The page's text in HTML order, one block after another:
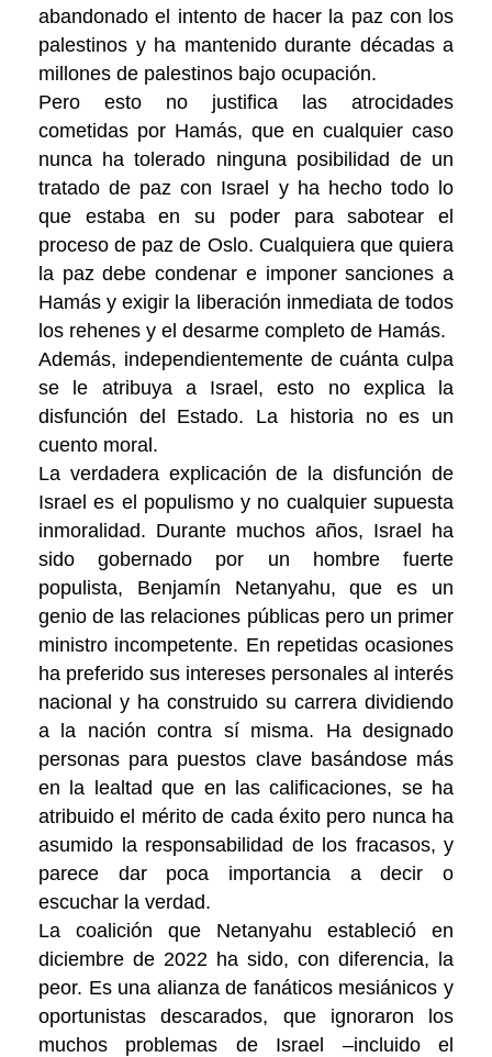
abandonado el intento de hacer la paz con los
palestinos y ha mantenido durante décadas a
millones de palestinos bajo ocupación.
Pero esto no justifica las atrocidades
cometidas por Hamás, que en cualquier caso
nunca ha tolerado ninguna posibilidad de un
tratado de paz con Israel y ha hecho todo lo
que estaba en su poder para sabotear el
proceso de paz de Oslo. Cualquiera que quiera
la paz debe condenar e imponer sanciones a
Hamás y exigir la liberación inmediata de todos
los rehenes y el desarme completo de Hamás.
Además, independientemente de cuánta culpa
se le atribuya a Israel, esto no explica la
disfunción del Estado. La historia no es un
cuento moral.
La verdadera explicación de la disfunción de
Israel es el populismo y no cualquier supuesta
inmoralidad. Durante muchos años, Israel ha
sido gobernado por un hombre fuerte
populista, Benjamín Netanyahu, que es un
genio de las relaciones públicas pero un primer
ministro incompetente. En repetidas ocasiones
ha preferido sus intereses personales al interés
nacional y ha construido su carrera dividiendo
a la nación contra sí misma. Ha designado
personas para puestos clave basándose más
en la lealtad que en las calificaciones, se ha
atribuido el mérito de cada éxito pero nunca ha
asumido la responsabilidad de los fracasos, y
parece dar poca importancia a decir o
escuchar la verdad.
La coalición que Netanyahu estableció en
diciembre de 2022 ha sido, con diferencia, la
peor. Es una alianza de fanáticos mesiánicos y
oportunistas descarados, que ignoraron los
muchos problemas de Israel –incluido el